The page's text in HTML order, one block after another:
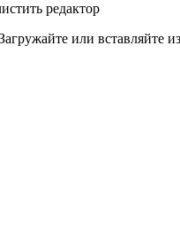
редактор
или вставляйте